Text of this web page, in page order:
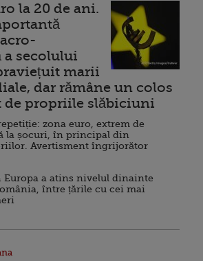
la 20 de ani.
a secolului
marii
dar rămâne un colos
de propriile slăbiciuni
zona euro, extrem de
la șocuri, în principal din
Avertisment îngrijorător
Europa a atins nivelul dinainte
între țările cu cei mai